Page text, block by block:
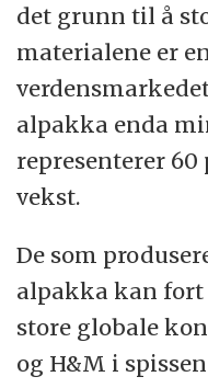
det grunn til å
materialene er
alpakka enda
representerer 60
vekst.
De som
alpakka kan
store globale
og H&M i